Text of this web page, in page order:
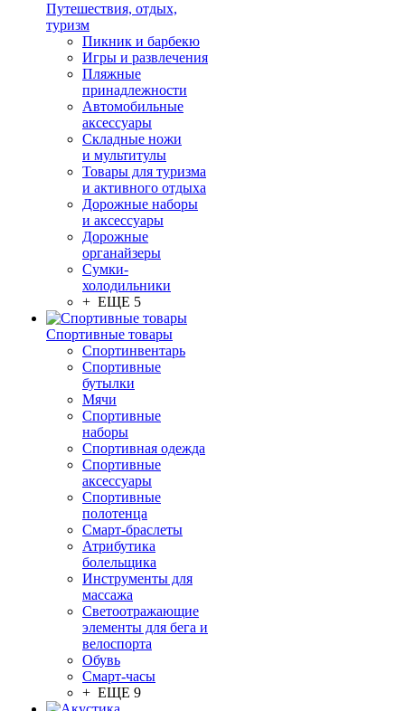
Путешествия, отдых,
туризм
Пикник и барбекю
Игры и развлечения
Пляжные
принадлежности
Автомобильные
аксессуары
Складные ножи
и мультитулы
Товары для туризма
и активного отдыха
Дорожные наборы
и аксессуары
Дорожные
органайзеры
Сумки-
холодильники
+ ЕЩЕ 5
Спортивные товары
Спортинвентарь
Спортивные
бутылки
Мячи
Спортивные
наборы
Спортивная одежда
Спортивные
аксессуары
Спортивные
полотенца
Смарт-браслеты
Атрибутика
болельщика
Инструменты для
массажа
Светоотражающие
элементы для бега и
велоспорта
Обувь
Смарт-часы
+ ЕЩЕ 9